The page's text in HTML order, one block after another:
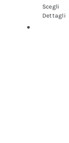
Scegli
Dettagli